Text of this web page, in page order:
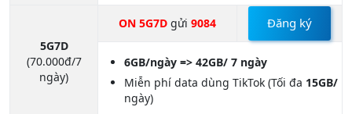
5G7D
(70.000đ/7
ngày)
ON 5G7D gửi 9084 Đăng ký
6GB/ngày => 42GB/ 7 ngày
Miễn phí data dùng TikTok (Tối đa 15GB/
ngày)